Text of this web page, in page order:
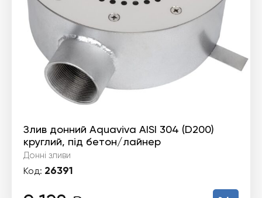
Злив донний Aquaviva AISI 304 (D200)
круглий, під бетон/лайнер
Донні зливи
Код: 26391